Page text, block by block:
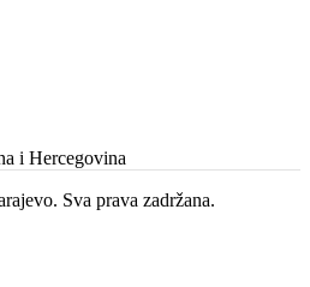
Sva prava zadržana.